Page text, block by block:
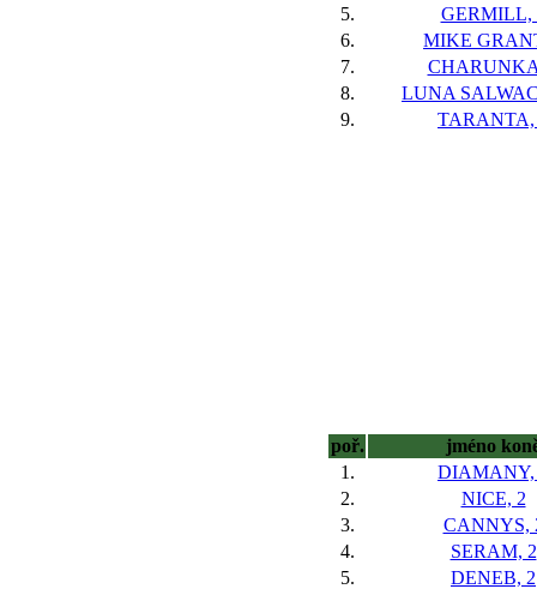
5.
GERMILL,
6.
MIKE
7.
8.
LUNA
9.
TARANTA,
poř.
jméno
1.
DIAMANY,
2.
NICE, 2
3.
CANNYS,
4.
SERAM, 2
5.
DENEB, 2